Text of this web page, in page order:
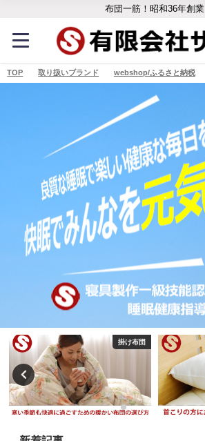
布団一筋！昭和36年創業
TOP 取り扱いブランド webshop/ふるさと納税
掛け布団